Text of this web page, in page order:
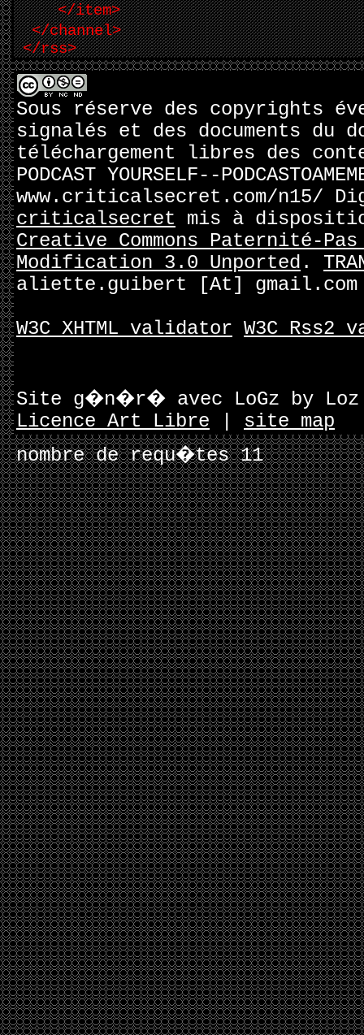
</item>
</channel>
</rss>
Sous réserve des copyrights
signalés et des documents du
téléchargement libres des
PODCAST YOURSELF--
www.criticalsecret.com/n15/
criticalsecret mis à
Creative Commons Paternité-
Modification 3.0 Unported .
aliette.guibert [At] gmail.com
W3C XHTML validator W3C Rss2
Site g�n�r� avec LoGz by
Licence Art Libre
site map
nombre de requ�tes 11